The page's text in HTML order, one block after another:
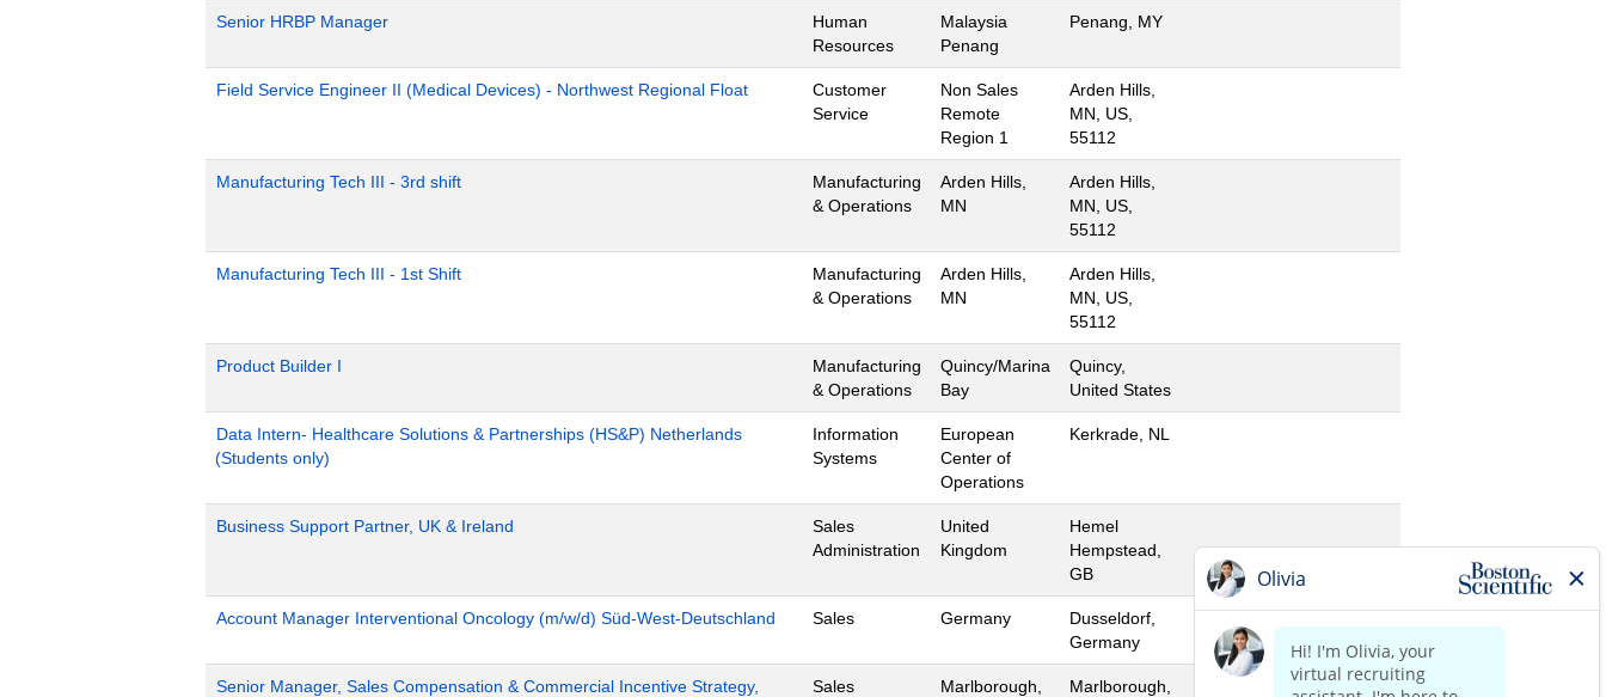
Senior HRBP Manager
Human
Resources
Malaysia
Penang
Penang, MY
Field Service Engineer II (Medical Devices) - Northwest Regional Float
Customer
Service
Non Sales
Remote
Region 1
Arden Hills,
MN, US,
55112
Manufacturing Tech III - 3rd shift
Manufacturing
& Operations
Arden Hills,
MN
Arden Hills,
MN, US,
55112
Manufacturing Tech III - 1st Shift
Manufacturing
& Operations
Arden Hills,
MN
Arden Hills,
MN, US,
55112
Product Builder I
Manufacturing
& Operations
Quincy/Marina
Bay
Quincy,
United States
Data Intern- Healthcare Solutions & Partnerships (HS&P) Netherlands
(Students only)
Information
Systems
European
Center of
Operations
Kerkrade, NL
Business Support Partner, UK & Ireland
Sales
Administration
United
Kingdom
Hemel
Hempstead,
GB
Account Manager Interventional Oncology (m/w/d) Süd-West-Deutschland Sales Germany
Dusseldorf,
Germany
Senior Manager, Sales Compensation & Commercial Incentive Strategy, Sales Marlborough, Marlborough,